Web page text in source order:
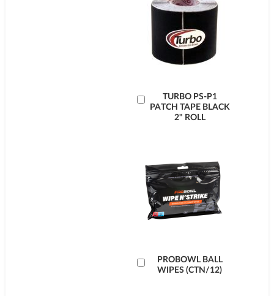
TURBO PS-P1
PATCH TAPE BLACK
2" ROLL
Læg
PROBOWL BALL
WIPES (CTN/12)
Læg